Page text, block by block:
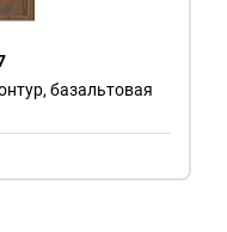
базальтовая